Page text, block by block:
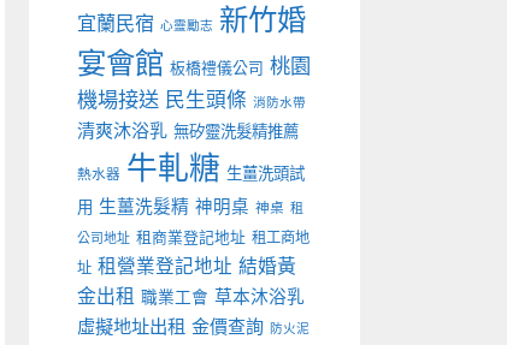
宜蘭民宿 心靈勵志 新竹婚
宴會館 板橋禮儀公司 桃園
機場接送 民生頭條 消防水帶
清爽沐浴乳 無矽靈洗髮精推薦
熱水器 牛軋糖 生薑洗頭試
用 生薑洗髮精 神明桌 神桌 租
公司地址 租商業登記地址 租工商地
址 租營業登記地址 結婚黃
金出租 職業工會 草本沐浴乳
虛擬地址出租 金價查詢 防火泥